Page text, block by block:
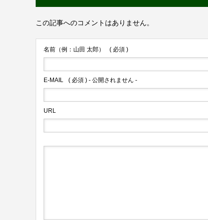
この記事へのコメントはありません。
名前（例：山田 太郎） ( 必須 )
E-MAIL ( 必須 ) - 公開されません -
URL